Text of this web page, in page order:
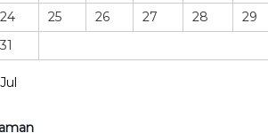
24
25 26 27 28 29
31